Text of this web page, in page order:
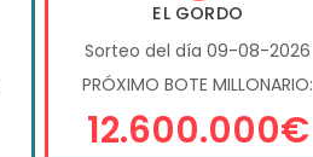
EL GORDO
Sorteo del día 09-08-2026
PRÓXIMO BOTE MILLONARIO:
12.600.000€